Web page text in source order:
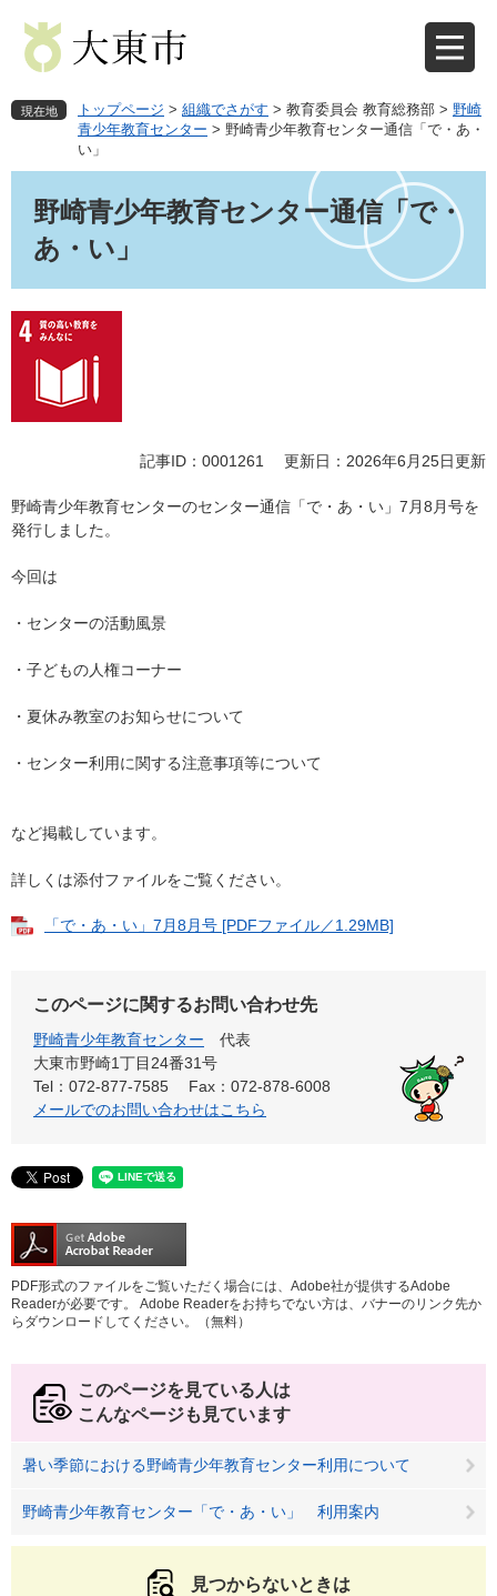
先
す
を
し
現在地 トップページ > 組織でさがす > 教育委員会 教育総務部 > 野崎
青少年教育センター > 野崎青少年教育センター通信「で・あ・
い」
野崎青少年教育センター通信「で・
あ・い」
記事ID：0001261 更新日：2026年6月25日更新
野崎青少年教育センターのセンター通信「で・あ・い」7月8月号を
発行しました。
今回は
・センターの活動風景
・子どもの人権コーナー
・夏休み教室のお知らせについて
・センター利用に関する注意事項等について
など掲載しています。
詳しくは添付ファイルをご覧ください。
「で・あ・い」7月8月号 [PDFファイル／1.29MB]
このページに関するお問い合わせ先
野崎青少年教育センター
代表
大東市野崎1丁目24番31号
Tel：072-877-7585
Fax：072-878-6008
メールでのお問い合わせはこちら
PDF形式のファイルをご覧いただく場合には、Adobe社が提供するAdobe
Readerが必要です。
Adobe Readerをお持ちでない方は、バナーのリンク先か
らダウンロードしてください。（無料）
このページを見ている人は
こんなページも見ています
暑い季節における野崎青少年教育センター利用について
野崎青少年教育センター「で・あ・い」 利用案内
見つからないときは